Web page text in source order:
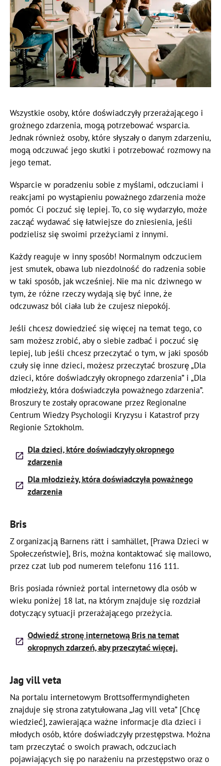
Wszystkie osoby, które doświadczyły przerażającego i
grożnego zdarzenia, mogą potrzebować wsparcia.
Jednak również osoby, które słyszały o danym zdarzeniu,
mogą odczuwać jego skutki i potrzebować rozmowy na
jego temat.
Wsparcie w poradzeniu sobie z myślami, odczuciami i
reakcjami po wystąpieniu poważnego zdarzenia może
pomóc Ci poczuć się lepiej. To, co się wydarzyło, może
zacząć wydawać się łatwiejsze do zniesienia, jeśli
podzielisz się swoimi przeżyciami z innymi.
Każdy reaguje w inny sposób! Normalnym odczuciem
jest smutek, obawa lub niezdolność do radzenia sobie
w taki sposób, jak wcześniej. Nie ma nic dziwnego w
tym, że różne rzeczy wydają się być inne, że
odczuwasz ból ciała lub że czujesz niepokój.
Jeśli chcesz dowiedzieć się więcej na temat tego, co
sam możesz zrobić, aby o siebie zadbać i poczuć się
lepiej, lub jeśli chcesz przeczytać o tym, w jaki sposób
czuły się inne dzieci, możesz przeczytać broszurę „Dla
dzieci, które doświadczyły okropnego zdarzenia” i „Dla
młodzieży, która doświadczyła poważnego zdarzenia”.
Broszury te zostały opracowane przez Regionalne
Centrum Wiedzy Psychologii Kryzysu i Katastrof przy
Regionie Sztokholm.
Dla dzieci, które doświadczyły okropnego
zdarzenia
Dla młodzieży, która doświadczyła poważnego
zdarzenia
Bris
Z organizacją Barnens rätt i samhället, [Prawa Dzieci w
Społeczeństwie], Bris, można kontaktować się mailowo,
przez czat lub pod numerem telefonu 116 111.
Bris posiada również portal internetowy dla osób w
wieku poniżej 18 lat, na którym znajduje się rozdział
dotyczący sytuacji przerażającego przeżycia.
Odwiedź stronę internetową Bris na temat
okropnych zdarzeń, aby przeczytać więcej.
Jag vill veta
Na portalu internetowym Brottsoffermyndigheten
znajduje się strona zatytułowana „Jag vill veta” [Chcę
wiedzieć], zawierająca ważne informacje dla dzieci i
młodych osób, które doświadczyły przestępstwa. Można
tam przeczytać o swoich prawach, odczuciach
pojawiających się po narażeniu na przestępstwo oraz o